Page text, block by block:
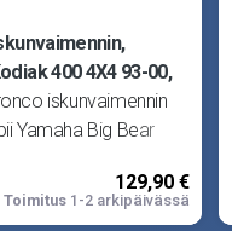
400 4X4 93-00,
iskunvaimennin
Yamaha Big Bear
400 2X4 00-0129,90 €
Toimitus1-2 arkipäivässä